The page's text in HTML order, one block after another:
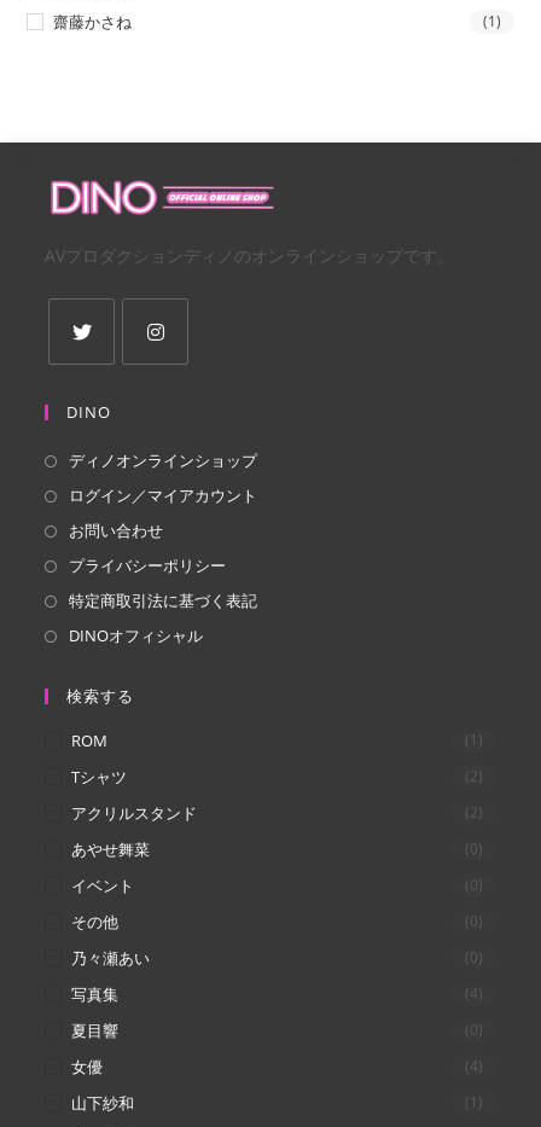
齋藤かさね (1)
AVプロダクションディノのオンラインショップです。
し
タ
ブ
で
開
く
タ
ブ
で
開
く
DINO
ディノオンラインショップ
ログイン／マイアカウント
お問い合わせ
プライバシーポリシー
特定商取引法に基づく表記
DINOオフィシャル
検索する
ROM (1)
Tシャツ (2)
アクリルスタンド (2)
あやせ舞菜 (0)
イベント (0)
その他 (0)
乃々瀬あい (0)
写真集 (4)
夏目響 (0)
女優 (4)
山下紗和 (1)